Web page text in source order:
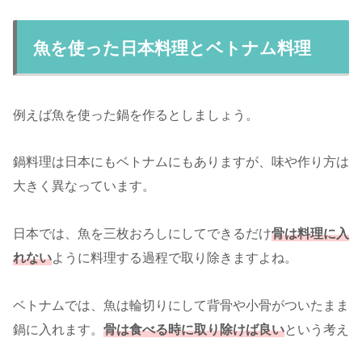
魚を使った日本料理とベトナム料理
例えば魚を使った鍋を作るとしましょう。
鍋料理は日本にもベトナムにもありますが、味や作り方は
大きく異なっています。
日本では、魚を三枚おろしにしてできるだけ骨は料理に入
れないように料理する過程で取り除きますよね。
ベトナムでは、魚は輪切りにして背骨や小骨がついたまま
鍋に入れます。 骨は食べる時に取り除けば良いという考え